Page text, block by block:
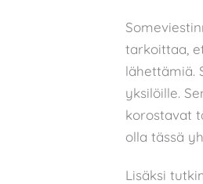
tarkoittaa,
lähettämiä.
yksilöille.
korostavat
olla tässä
Lisäksi